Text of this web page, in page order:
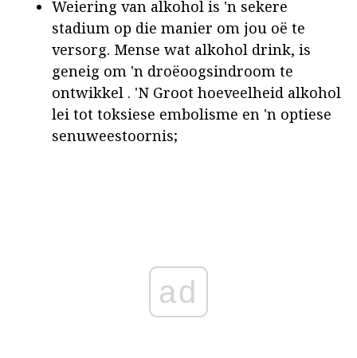
Weiering van alkohol is 'n sekere
stadium op die manier om jou oë te
versorg. Mense wat alkohol drink, is
geneig om 'n droëoogsindroom te
ontwikkel . 'N Groot hoeveelheid alkohol
lei tot toksiese embolisme en 'n optiese
senuweestoornis;
ad